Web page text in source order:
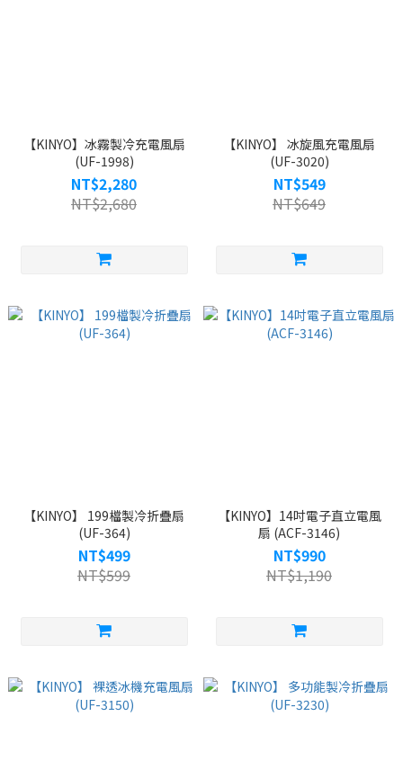
【KINYO】冰霧製冷充電風扇
(UF-1998)
NT$2,280
NT$2,680
【KINYO】 冰旋風充電風扇
(UF-3020)
NT$549
NT$649
【KINYO】 199檔製冷折疊扇
(UF-364)
NT$499
NT$599
【KINYO】14吋電子直立電風
扇 (ACF-3146)
NT$990
NT$1,190